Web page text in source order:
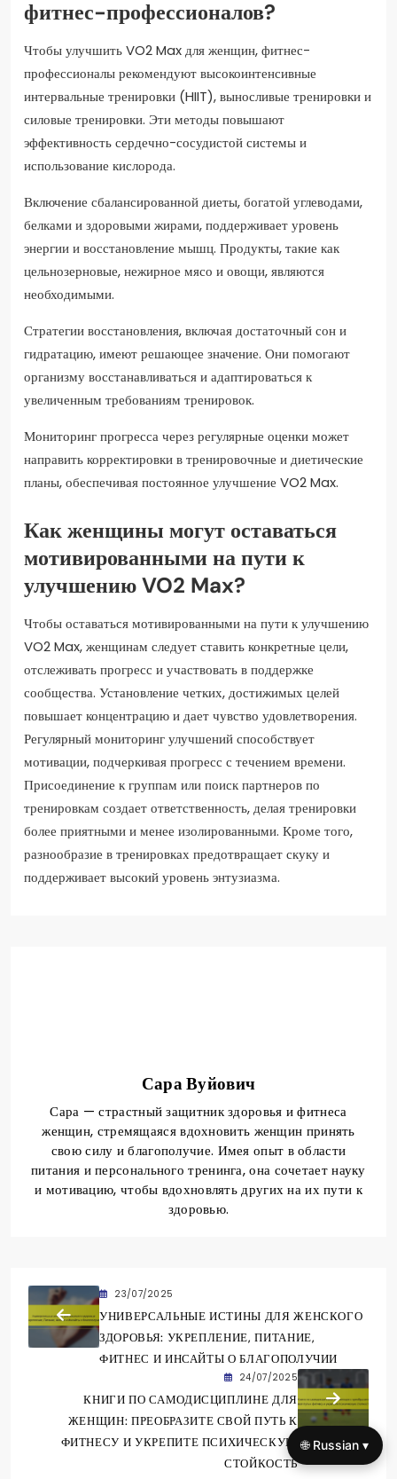
фитнес-профессионалов?
Чтобы улучшить VO2 Max для женщин, фитнес-
профессионалы рекомендуют высокоинтенсивные
интервальные тренировки (HIIT), выносливые тренировки и
силовые тренировки. Эти методы повышают
эффективность сердечно-сосудистой системы и
использование кислорода.
Включение сбалансированной диеты, богатой углеводами,
белками и здоровыми жирами, поддерживает уровень
энергии и восстановление мышц. Продукты, такие как
цельнозерновые, нежирное мясо и овощи, являются
необходимыми.
Стратегии восстановления, включая достаточный сон и
гидратацию, имеют решающее значение. Они помогают
организму восстанавливаться и адаптироваться к
увеличенным требованиям тренировок.
Мониторинг прогресса через регулярные оценки может
направить корректировки в тренировочные и диетические
планы, обеспечивая постоянное улучшение VO2 Max.
Как женщины могут оставаться
мотивированными на пути к
улучшению VO2 Max?
Чтобы оставаться мотивированными на пути к улучшению
VO2 Max, женщинам следует ставить конкретные цели,
отслеживать прогресс и участвовать в поддержке
сообщества. Установление четких, достижимых целей
повышает концентрацию и дает чувство удовлетворения.
Регулярный мониторинг улучшений способствует
мотивации, подчеркивая прогресс с течением времени.
Присоединение к группам или поиск партнеров по
тренировкам создает ответственность, делая тренировки
более приятными и менее изолированными. Кроме того,
разнообразие в тренировках предотвращает скуку и
поддерживает высокий уровень энтузиазма.
Сара Вуйович
Сара — страстный защитник здоровья и фитнеса
женщин, стремящаяся вдохновить женщин принять
свою силу и благополучие. Имея опыт в области
питания и персонального тренинга, она сочетает науку
и мотивацию, чтобы вдохновлять других на их пути к
здоровью.
23/07/2025
УНИВЕРСАЛЬНЫЕ ИСТИНЫ ДЛЯ ЖЕНСКОГО
ЗДОРОВЬЯ: УКРЕПЛЕНИЕ, ПИТАНИЕ,
ФИТНЕС И ИНСАЙТЫ О БЛАГОПОЛУЧИИ
24/07/2025
КНИГИ ПО САМОДИСЦИПЛИНЕ ДЛЯ
ЖЕНЩИН: ПРЕОБРАЗИТЕ СВОЙ ПУТЬ К
ФИТНЕСУ И УКРЕПИТЕ ПСИХИЧЕСКУЮ
СТОЙКОСТЬ
🌐 Russian ▾